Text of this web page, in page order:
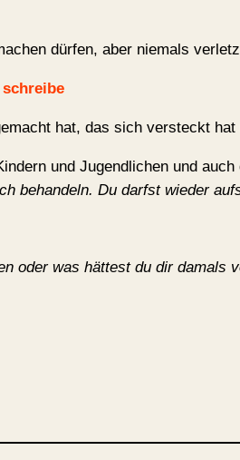
dürfen, aber niemals
hat, das sich versteckt
und Jugendlichen und
behandeln. Du darfst wieder
oder was hättest du dir damals